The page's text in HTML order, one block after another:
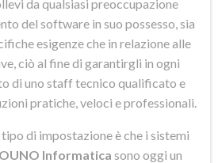
da qualsiasi preoccupazione
del software in suo possesso, sia
esigenze che in relazione alle
ciò al fine di garantirgli in ogni
di uno staff tecnico qualificato e
pratiche, veloci e professionali.
di impostazione è che i sistemi
Informatica sono oggi un